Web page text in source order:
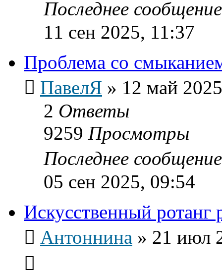
Последнее
11 сен 2025, 11:37
Проблема со
ПавелЯ » 12 май
2 Ответы
9259 Просмотры
Последнее
05 сен 2025, 09:54
Искусственный ротанг
Антоннина » 21 июл